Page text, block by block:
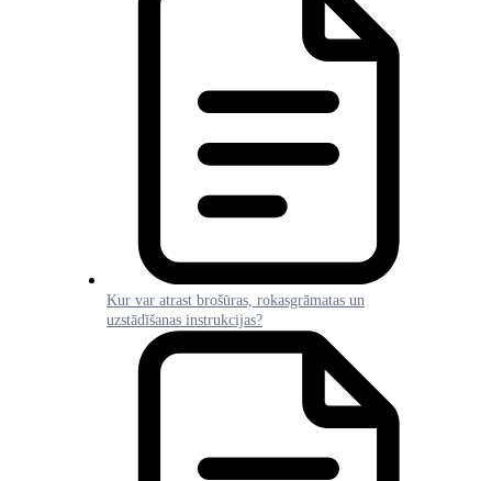
Kur var atrast brošūras, rokasgrāmatas un
uzstādīšanas instrukcijas?